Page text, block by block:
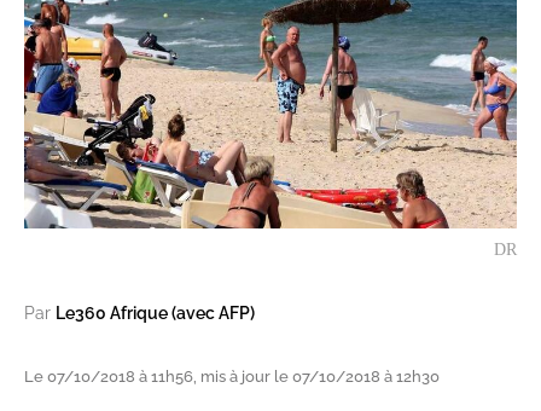
DR
Par Le360 Afrique (avec AFP)
Le 07/10/2018 à 11h56, mis à jour le 07/10/2018 à 12h30